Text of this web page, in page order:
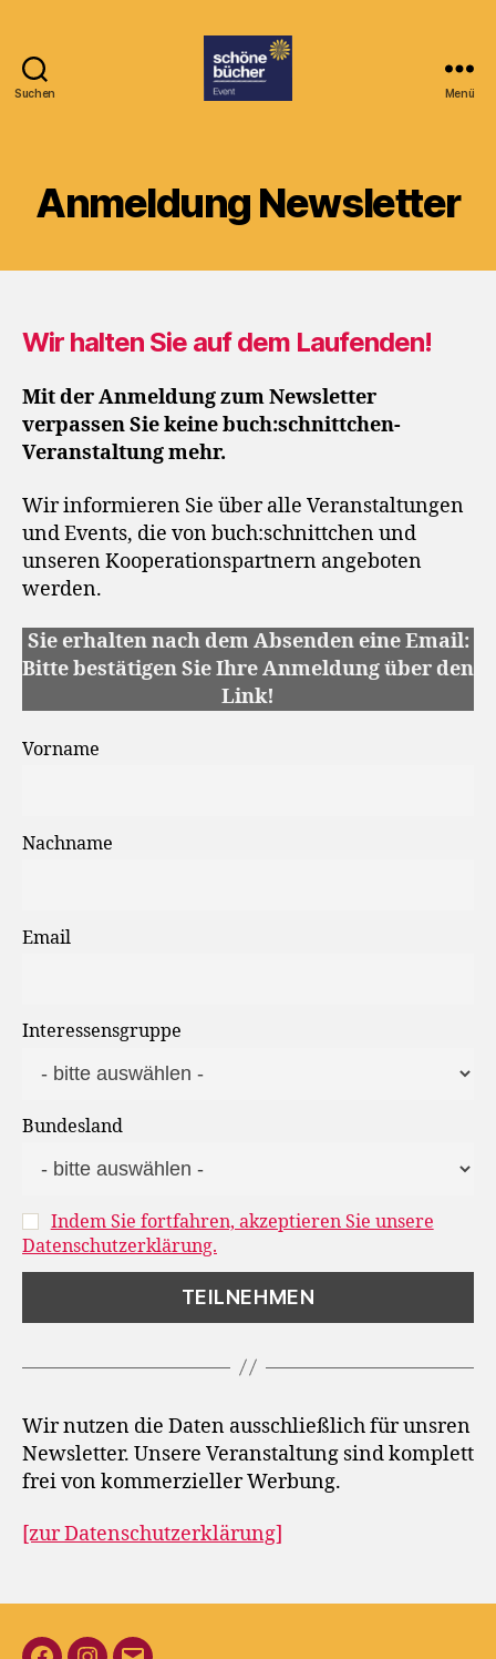
Suchen Menü
Anmeldung Newsletter
Wir halten Sie auf dem Laufenden!
Mit der Anmeldung zum Newsletter
verpassen Sie keine buch:schnittchen-
Veranstaltung mehr.
Wir informieren Sie über alle Veranstaltungen
und Events, die von buch:schnittchen und
unseren Kooperationspartnern angeboten
werden.
Sie erhalten nach dem Absenden eine Email:
Bitte bestätigen Sie Ihre Anmeldung über den
Link!
Vorname
Nachname
Email
Interessensgruppe
Bundesland
Indem Sie fortfahren, akzeptieren Sie unsere
Datenschutzerklärung.
Wir nutzen die Daten ausschließlich für unsren
Newsletter. Unsere Veranstaltung sind komplett
frei von kommerzieller Werbung.
[zur Datenschutzerklärung]